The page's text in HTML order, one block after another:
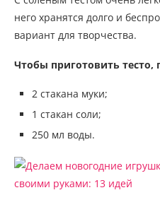
него хранятся долго и
вариант для творчества.
Чтобы приготовить тесто,
2 стакана муки;
1 стакан соли;
250 мл воды.